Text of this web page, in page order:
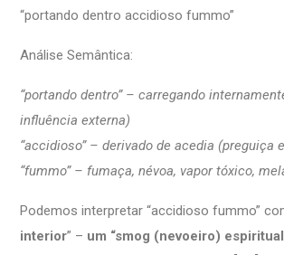
“portando dentro accidioso fummo”
Análise Semântica:
“portando dentro” – carregando
influência externa)
“accidioso” – derivado de acedia (preguiça
“fummo” – fumaça, névoa, vapor tóxico,
Podemos interpretar “accidioso fummo”
interior” – um “smog (nevoeiro)